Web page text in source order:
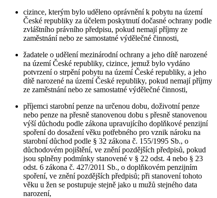
cizince, kterým bylo uděleno oprávnění k pobytu na území
České republiky za účelem poskytnutí dočasné ochrany podle
zvláštního právního předpisu, pokud nemají příjmy ze
zaměstnání nebo ze samostatné výdělečné činnosti,
žadatele o udělení mezinárodní ochrany a jeho dítě narozené
na území České republiky, cizince, jemuž bylo vydáno
potvrzení o strpění pobytu na území České republiky, a jeho
dítě narozené na území České republiky, pokud nemají příjmy
ze zaměstnání nebo ze samostatné výdělečné činnosti,
příjemci starobní penze na určenou dobu, doživotní penze
nebo penze na přesně stanovenou dobu s přesně stanovenou
výší důchodu podle zákona upravujícího doplňkové penzijní
spoření do dosažení věku potřebného pro vznik nároku na
starobní důchod podle § 32 zákona č. 155/1995 Sb., o
důchodovém pojištění, ve znění pozdějších předpisů, pokud
jsou splněny podmínky stanovené v § 22 odst. 4 nebo § 23
odst. 6 zákona č. 427/2011 Sb., o doplňkovém penzijním
spoření, ve znění pozdějších předpisů; při stanovení tohoto
věku u žen se postupuje stejně jako u mužů stejného data
narození,